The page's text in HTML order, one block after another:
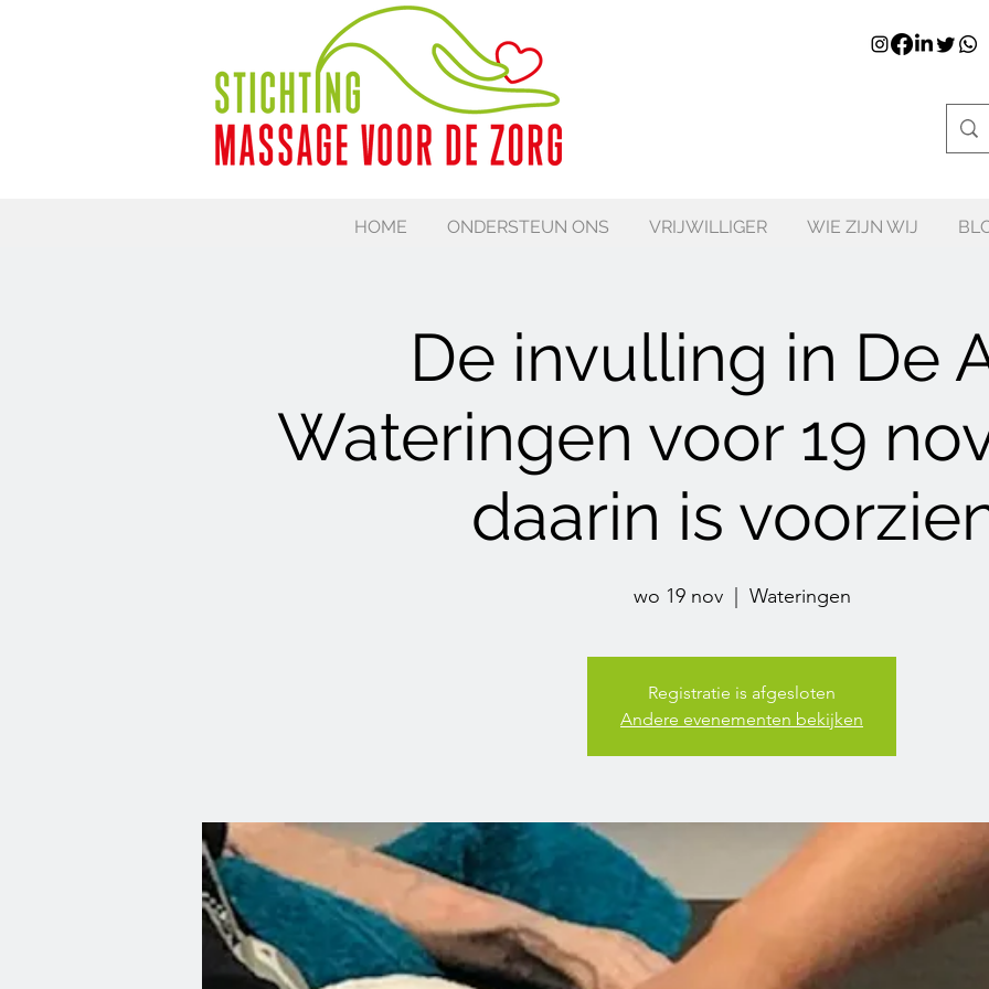
HOME ONDERSTEUN ONS VRIJWILLIGER WIE ZIJN WIJ
De invulling in De
Wateringen voor 19
daarin is
wo 19 nov
  |
Wateringen
Registratie is afgesloten
Andere evenementen bekijken